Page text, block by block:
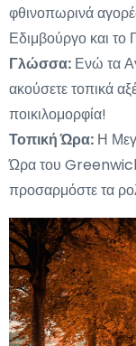
φθινοπωρινά
Εδιμβούργο και το
Γλώσσα: Ενώ τα
ακούσετε τοπικά
ποικιλομορφία!
Τοπική Ώρα: Η
Ώρα του
προσαρμόστε τα